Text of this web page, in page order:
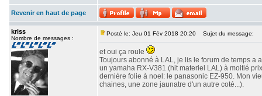
Revenir en haut de page
kriss
Nombre de messages :
Posté le: Jeu 01 Fév 2018 20:20 Sujet du message:
et oui ça roule
Toujours abonné à LAL, je lis le forum de temps a
un yamaha RX-V381 (hit materiel LAL) à moitié
dernière folie à noel: le panasonic EZ-950. Mon
chaines, une zone jaunatre d'un autre coté...).